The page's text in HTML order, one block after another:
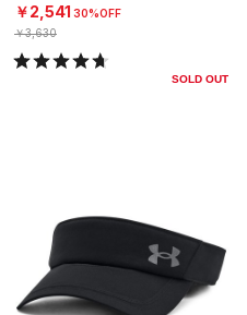
￥2,541 30%OFF
￥3,630
SOLD OUT